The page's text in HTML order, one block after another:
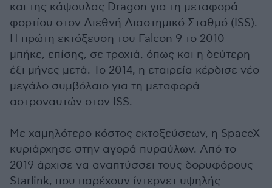
και της κάψουλας Dragon για τη μεταφορά
φορτίου στον Διεθνή Διαστημικό Σταθμό (ISS).
Η πρώτη εκτόξευση του Falcon 9 το 2010
μπήκε, επίσης, σε τροχιά, όπως και η δεύτερη
έξι μήνες μετά. Το 2014, η εταιρεία κέρδισε νέο
μεγάλο συμβόλαιο για τη μεταφορά
αστροναυτών στον ISS.
Με χαμηλότερο κόστος εκτοξεύσεων, η SpaceX
κυριάρχησε στην αγορά πυραύλων. Από το
2019 άρχισε να αναπτύσσει τους δορυφόρους
Starlink, που παρέχουν ίντερνετ υψηλής